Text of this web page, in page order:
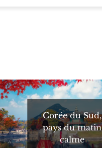
Corée du Sud,
pays du matin
calme